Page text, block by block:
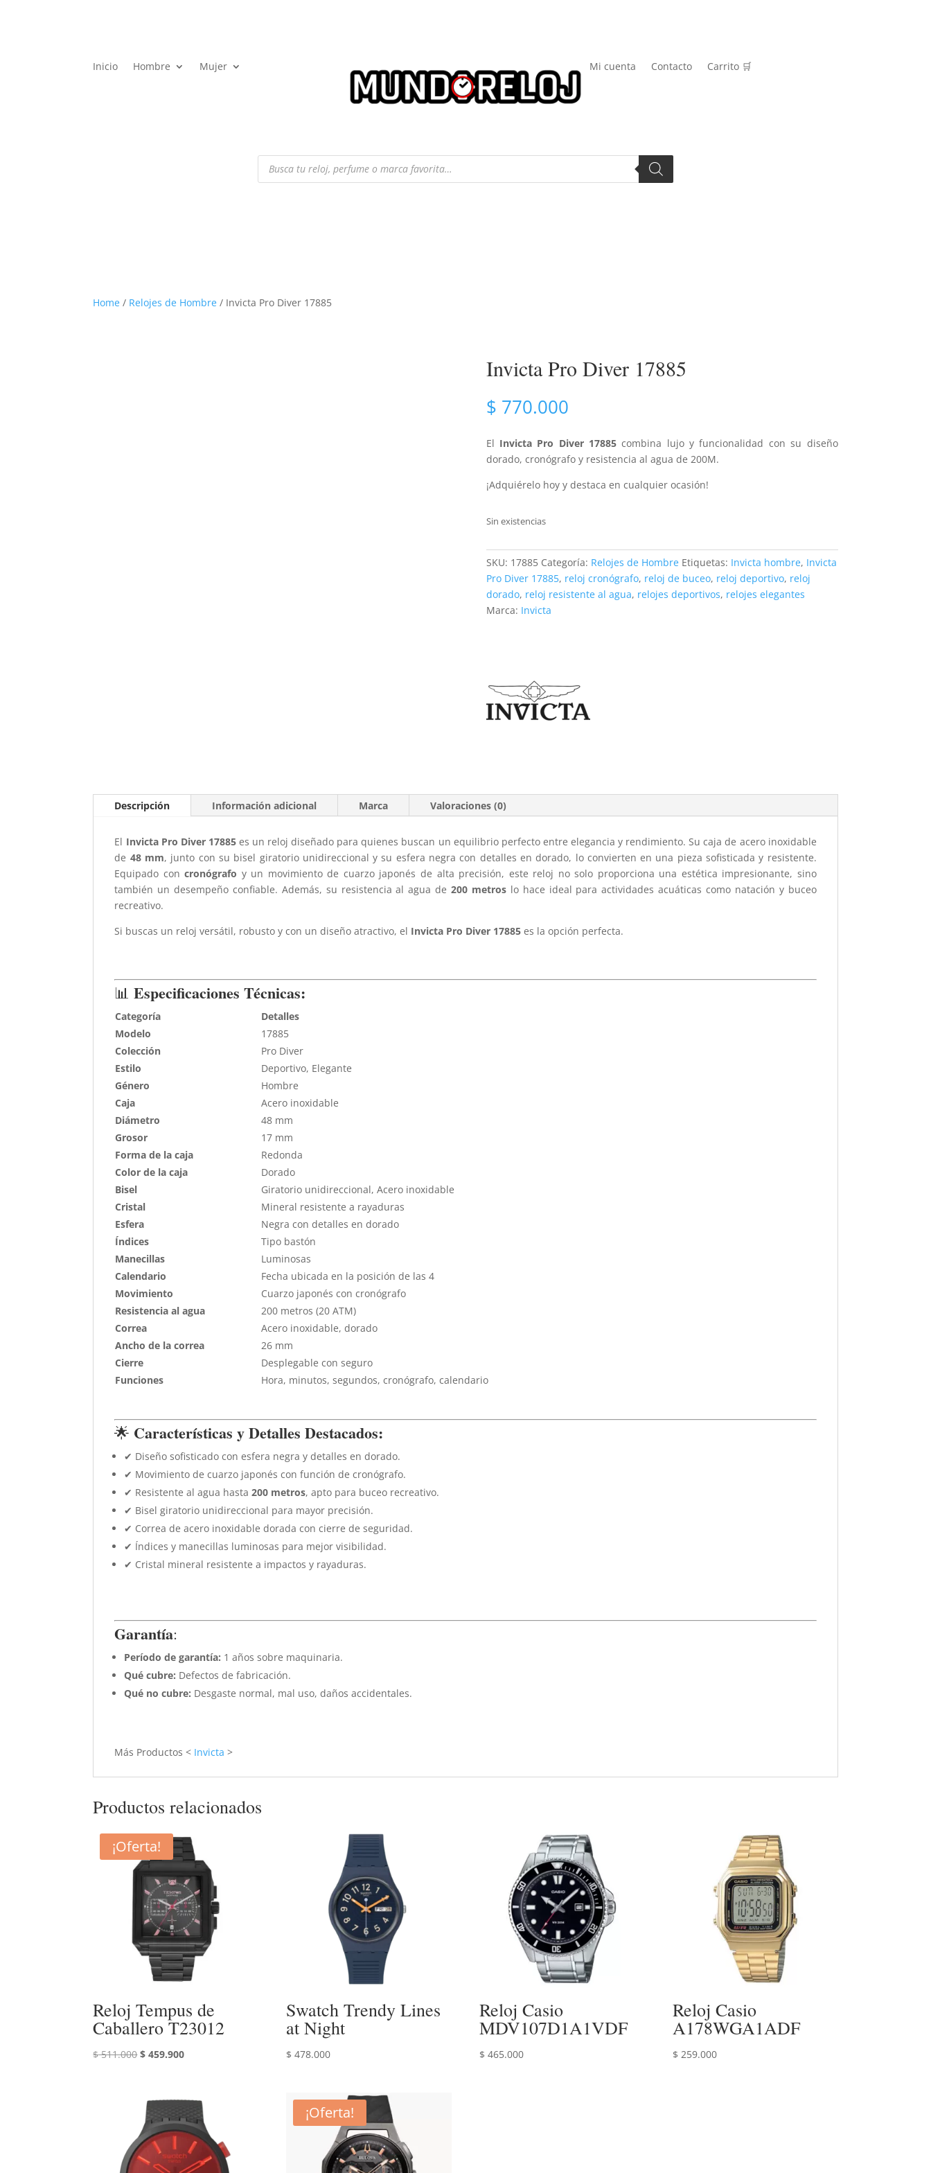
Inicio Hombre Mujer Mi cuenta Contacto Carrito 🛒
Búsqueda
productos
Home / Relojes de Hombre / Invicta Pro Diver 17885
Invicta Pro Diver 17885
$ 770.000
El Invicta Pro Diver 17885 combina lujo y funcionalidad con su diseño
dorado, cronógrafo y resistencia al agua de 200M.
¡Adquiérelo hoy y destaca en cualquier ocasión!
Sin existencias
SKU: 17885 Categoría: Relojes de Hombre Etiquetas: Invicta hombre, Invicta
Pro Diver 17885, reloj cronógrafo, reloj de buceo, reloj deportivo, reloj
dorado, reloj resistente al agua, relojes deportivos, relojes elegantes
Marca: Invicta
Descripción Información adicional Marca Valoraciones (0)
El Invicta Pro Diver 17885es un reloj diseñado para quienes buscan un equilibrio perfecto entre elegancia y rendimiento. Su caja de acero inoxidable
de 48 mm, junto con su bisel giratorio unidireccional y su esfera negra con detalles en dorado, lo convierten en una pieza sofisticada y resistente.
Equipado concronógrafo y un movimiento de cuarzo japonés de alta precisión, este reloj no solo proporciona una estética impresionante, sino
también un desempeño confiable. Además, su resistencia al agua de200 metroslo hace ideal para actividades acuáticas como natación y buceo
recreativo.
Si buscas un reloj versátil, robusto y con un diseño atractivo, el Invicta Pro Diver 17885 es la opción perfecta.
📊Especificaciones Técnicas:
Categoría
Detalles
Modelo
17885
Colección
Pro Diver
Estilo
Deportivo, Elegante
Género
Hombre
Caja
Acero inoxidable
Diámetro
48 mm
Grosor
17 mm
Forma de la caja
Redonda
Color de la caja
Dorado
Bisel
Giratorio unidireccional, Acero inoxidable
Cristal
Mineral resistente a rayaduras
Esfera
Negra con detalles en dorado
Índices
Tipo bastón
Manecillas
Luminosas
Calendario
Fecha ubicada en la posición de las 4
Movimiento
Cuarzo japonés con cronógrafo
Resistencia al agua
200 metros (20 ATM)
Correa
Acero inoxidable, dorado
Ancho de la correa
26 mm
Cierre
Desplegable con seguro
Funciones
Hora, minutos, segundos, cronógrafo, calendario
🌟 Características y Detalles Destacados:
✔ Diseño sofisticado con esfera negra y detalles en dorado.
✔ Movimiento de cuarzo japonés con función de cronógrafo.
✔ Resistente al agua hasta200 metros, apto para buceo recreativo.
✔ Bisel giratorio unidireccional para mayor precisión.
✔ Correa de acero inoxidable dorada con cierre de seguridad.
✔ Índices y manecillas luminosas para mejor visibilidad.
✔ Cristal mineral resistente a impactos y rayaduras.
Garantía:
Período de garantía: 1 años sobre maquinaria.
Qué cubre: Defectos de fabricación.
Qué no cubre: Desgaste normal, mal uso, daños accidentales.
Más Productos < Invicta >
Productos relacionados
¡Oferta!
Reloj Tempus de
Caballero T23012
$511.000El
era:
$ 511.000.
$ 459.900El
$ 459.900.
Swatch Trendy Lines
at Night
$ 478.000
Reloj Casio
MDV107D1A1VDF
$ 465.000
Reloj Casio
A178WGA1ADF
$ 259.000
¡Oferta!